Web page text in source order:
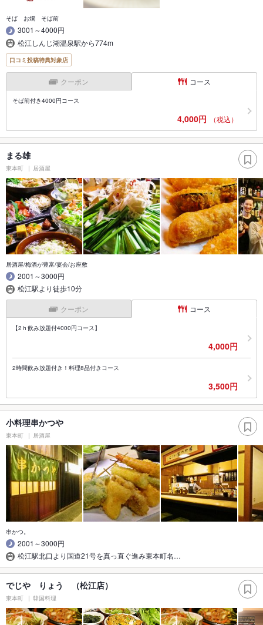
そば お燗 そば前
3001～4000円
松江しんじ湖温泉駅から774m
口コミ投稿特典対象店
クーポン コース
そば前付き4000円コース
4,000円 （税込）
まる雄
東本町 居酒屋
居酒屋/梅酒が豊富/宴会/お座敷
2001～3000円
松江駅より徒歩10分
クーポン コース
【2ｈ飲み放題付4000円コース】
4,000円
2時間飲み放題付き！料理8品付きコース
3,500円
小料理串かつや
東本町 居酒屋
串かつ。
2001～3000円
松江駅北口より国道21号を真っ直ぐ進み東本町名…
でじや りょう （松江店）
東本町 韓国料理